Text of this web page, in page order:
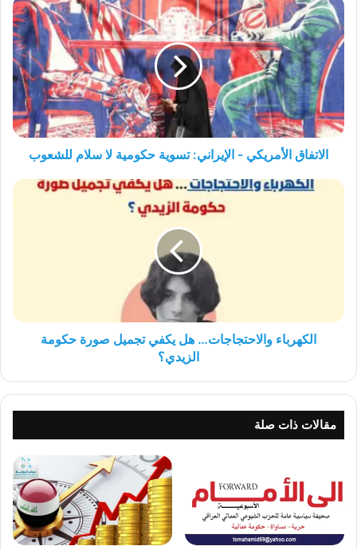
الأمريكي
-
الإيراني:
تسوية
حكومية
سلام
للشعوب
الاتفاق الأمريكي - الإيراني: تسوية حكومية لا سلام للشعوب
الكهرباء
الكهرباء والاحتجاجات… هل يكفي تجميل صورة حكومة
الزيدي؟
مقالات ذات صلة